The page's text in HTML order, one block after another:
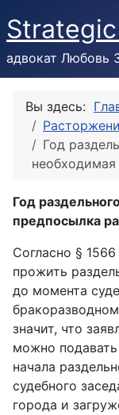
адвокат Любовь
Вы здесь:
Год
Год
предпосылка
Согласно §
прожить
до момента
значит, что
можно
начала
судебного
города и